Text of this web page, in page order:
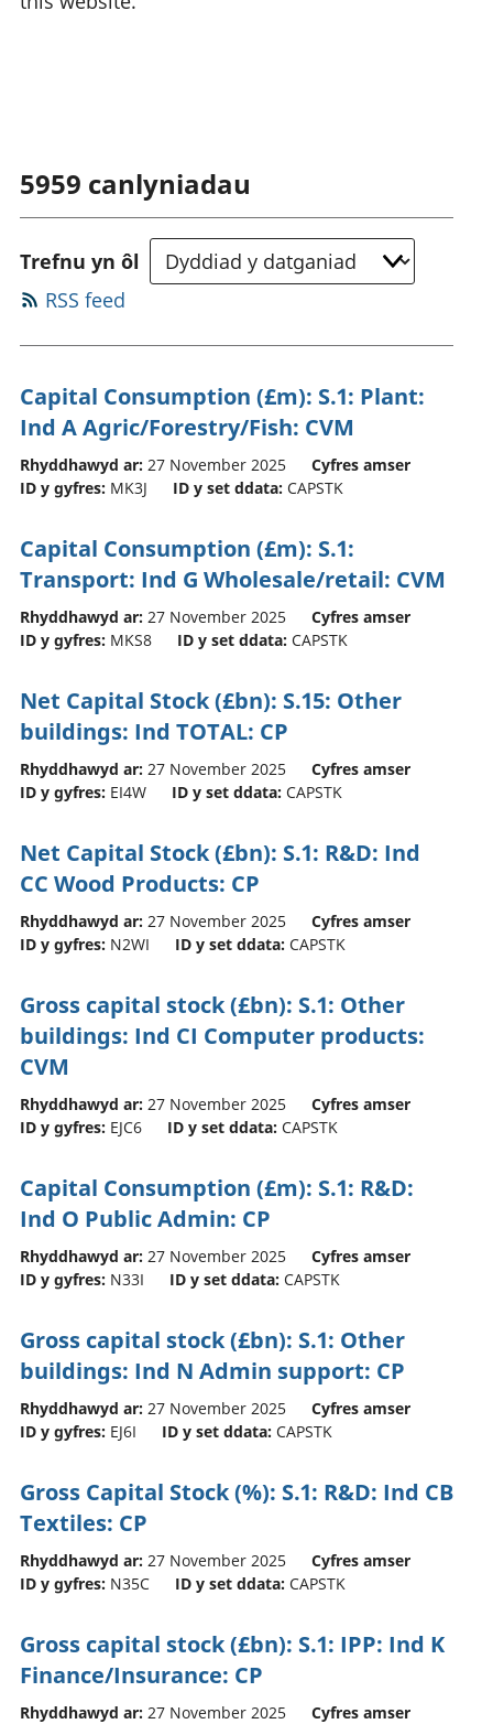
5959 canlyniadau
Trefnu yn ôl
RSS feed
Capital Consumption (£m): S.1: Plant:
Ind A Agric/Forestry/Fish: CVM
Rhyddhawyd ar: 27 November 2025
Cyfres amser
ID y gyfres: MK3J ID y set ddata: CAPSTK
Capital Consumption (£m): S.1:
Transport: Ind G Wholesale/retail: CVM
Rhyddhawyd ar: 27 November 2025
Cyfres amser
ID y gyfres: MKS8 ID y set ddata: CAPSTK
Net Capital Stock (£bn): S.15: Other
buildings: Ind TOTAL: CP
Rhyddhawyd ar: 27 November 2025
Cyfres amser
ID y gyfres: EI4W ID y set ddata: CAPSTK
Net Capital Stock (£bn): S.1: R&D: Ind
CC Wood Products: CP
Rhyddhawyd ar: 27 November 2025
Cyfres amser
ID y gyfres: N2WI ID y set ddata: CAPSTK
Gross capital stock (£bn): S.1: Other
buildings: Ind CI Computer products:
CVM
Rhyddhawyd ar: 27 November 2025
Cyfres amser
ID y gyfres: EJC6 ID y set ddata: CAPSTK
Capital Consumption (£m): S.1: R&D:
Ind O Public Admin: CP
Rhyddhawyd ar: 27 November 2025
Cyfres amser
ID y gyfres: N33I ID y set ddata: CAPSTK
Gross capital stock (£bn): S.1: Other
buildings: Ind N Admin support: CP
Rhyddhawyd ar: 27 November 2025
Cyfres amser
ID y gyfres: EJ6I ID y set ddata: CAPSTK
Gross Capital Stock (%): S.1: R&D: Ind CB
Textiles: CP
Rhyddhawyd ar: 27 November 2025
Cyfres amser
ID y gyfres: N35C ID y set ddata: CAPSTK
Gross capital stock (£bn): S.1: IPP: Ind K
Finance/Insurance: CP
Rhyddhawyd ar: 27 November 2025
Cyfres amser